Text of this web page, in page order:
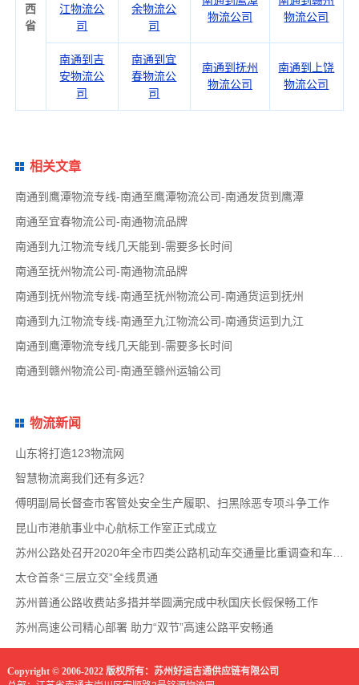
西
省
江物流公
司
余物流公
司
物流公司
物流公司
南通到吉
安物流公
司
南通到宜
春物流公
司
南通到抚州
物流公司
南通到上饶
物流公司
相关文章
南通到鹰潭物流专线-南通至鹰潭物流公司-南通发货到鹰潭
南通至宜春物流公司-南通物流品牌
南通到九江物流专线几天能到-需要多长时间
南通至抚州物流公司-南通物流品牌
南通到抚州物流专线-南通至抚州物流公司-南通货运到抚州
南通到九江物流专线-南通至九江物流公司-南通货运到九江
南通到鹰潭物流专线几天能到-需要多长时间
南通到赣州物流公司-南通至赣州运输公司
物流新闻
山东将打造123物流网
智慧物流离我们还有多远？
傅明副局长督查市客管处安全生产履职、扫黑除恶专项斗争工作
昆山市港航事业中心航标工作室正式成立
苏州公路处召开2020年全市四类公路机动车交通量比重调查和车速调查布置会
太仓首条“三层立交”全线贯通
苏州普通公路收费站多措并举圆满完成中秋国庆长假保畅工作
苏州高速公司精心部署 助力“双节”高速公路平安畅通
Copyright © 2006-2022 版权所有：苏州好运吉通供应链有限公司